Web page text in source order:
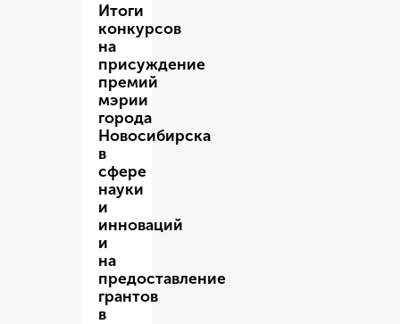
Итоги
конкурсов
на
присуждение
премий
мэрии
города
Новосибирска
в
сфере
науки
и
инноваций
и
на
предоставление
грантов
в